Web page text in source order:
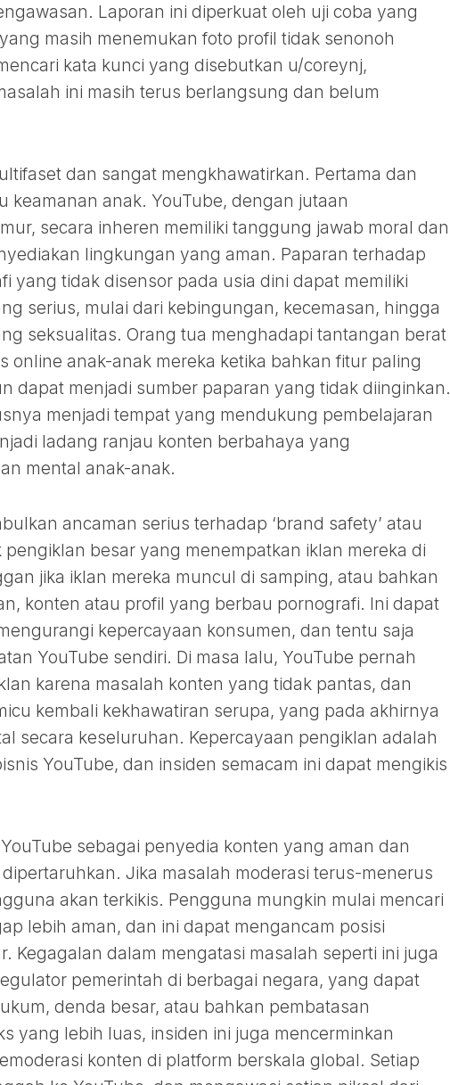
Laporan ini diperkuat oleh uji coba yang
masih menemukan foto profil tidak senonoh
kata kunci yang disebutkan u/coreynj,
ini masih terus berlangsung dan belum
dan sangat mengkhawatirkan. Pertama dan
keamanan anak. YouTube, dengan jutaan
secara inheren memiliki tanggung jawab moral dan
lingkungan yang aman. Paparan terhadap
yang tidak disensor pada usia dini dapat memiliki
serius, mulai dari kebingungan, kecemasan, hingga
seksualitas. Orang tua menghadapi tantangan berat
online anak-anak mereka ketika bahkan fitur paling
dapat menjadi sumber paparan yang tidak diinginkan.
menjadi tempat yang mendukung pembelajaran
ladang ranjau konten berbahaya yang
mental anak-anak.
ancaman serius terhadap ‘brand safety’ atau
besar yang menempatkan iklan mereka di
jika iklan mereka muncul di samping, atau bahkan
konten atau profil yang berbau pornografi. Ini dapat
kepercayaan konsumen, dan tentu saja
YouTube sendiri. Di masa lalu, YouTube pernah
karena masalah konten yang tidak pantas, dan
kembali kekhawatiran serupa, yang pada akhirnya
secara keseluruhan. Kepercayaan pengiklan adalah
YouTube, dan insiden semacam ini dapat mengikis
sebagai penyedia konten yang aman dan
Jika masalah moderasi terus-menerus
akan terkikis. Pengguna mungkin mulai mencari
lebih aman, dan ini dapat mengancam posisi
Kegagalan dalam mengatasi masalah seperti ini juga
pemerintah di berbagai negara, yang dapat
denda besar, atau bahkan pembatasan
yang lebih luas, insiden ini juga mencerminkan
konten di platform berskala global. Setiap